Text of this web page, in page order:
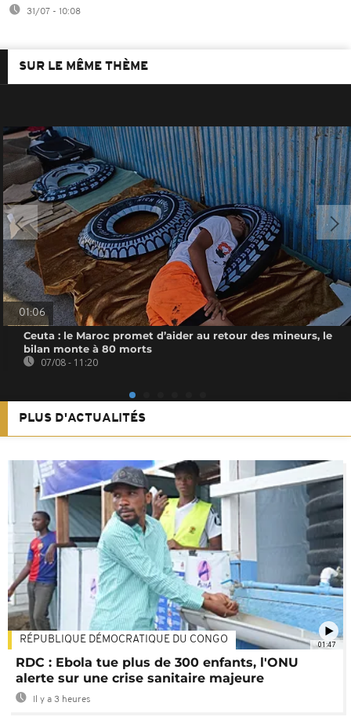
31/07 - 10:08
SUR LE MÊME THÈME
01:06
Ceuta : le Maroc promet d’aider au retour des mineurs, le
bilan monte à 80 morts
07/08 - 11:20
PLUS D'ACTUALITÉS
01:47
RÉPUBLIQUE DÉMOCRATIQUE DU CONGO
RDC : Ebola tue plus de 300 enfants, l'ONU
alerte sur une crise sanitaire majeure
Il y a 3 heures